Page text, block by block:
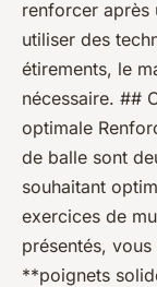
renforcer après
utiliser des
étirements, le
nécessaire. ##
optimale
de balle sont
souhaitant
exercices de
présentés,
**poignets